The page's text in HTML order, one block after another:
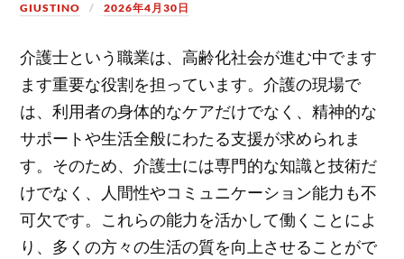
GIUSTINO 2026年4月30日
介護士という職業は、高齢化社会が進む中でます
ます重要な役割を担っています。介護の現場で
は、利用者の身体的なケアだけでなく、精神的な
サポートや生活全般にわたる支援が求められま
す。そのため、介護士には専門的な知識と技術だ
けでなく、人間性やコミュニケーション能力も不
可欠です。これらの能力を活かして働くことによ
り、多くの方々の生活の質を向上させることがで